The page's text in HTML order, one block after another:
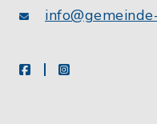
facebookinstagram